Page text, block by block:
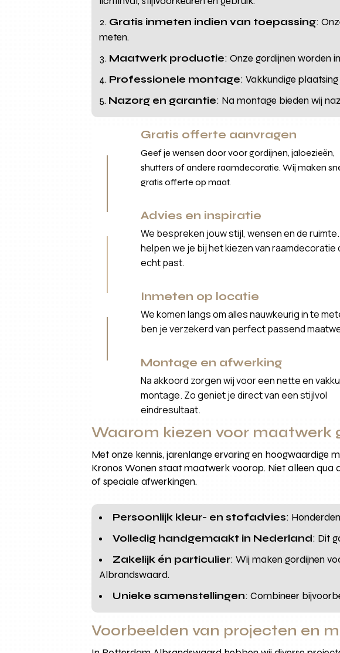
Gratis inmeten indien van toepassing:
meten.
Maatwerk productie: Onze gordijnen worden
Professionele montage: Vakkundige
Nazorg en garantie: Na montage bieden wij
Gratis offerte aanvragen
Geef je wensen door voor gordijnen, jaloezieën,
shutters of andere raamdecoratie. Wij maken
gratis offerte op maat.
Advies en inspiratie
We bespreken jouw stijl, wensen en de
helpen we je bij het kiezen van raamdecoratie
echt past.
Inmeten op locatie
We komen langs om alles nauwkeurig in te
ben je verzekerd van perfect passend
Montage en afwerking
Na akkoord zorgen wij voor een nette en
montage. Zo geniet je direct van een stijlvol
eindresultaat.
Waarom kiezen voor maatwerk
Met onze kennis, jarenlange ervaring en hoogwaardige
Kronos Wonen staat maatwerk voorop. Niet alleen
of speciale afwerkingen.
Persoonlijk kleur- en stofadvies:
Volledig handgemaakt in Nederland: Dit
Zakelijk én particulier: Wij maken gordijnen
Albrandswaard.
Unieke samenstellingen: Combineer
Voorbeelden van projecten en